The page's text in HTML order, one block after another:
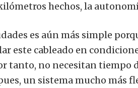
hechos, la
es aún más simple
este cableado en
tanto, no necesitan tiempo
un sistema mucho más